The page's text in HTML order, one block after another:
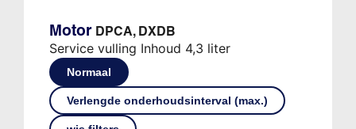
Motor DPCA, DXDB
Service vulling Inhoud 4,3 liter
Normaal
Verlengde onderhoudsinterval (max.)